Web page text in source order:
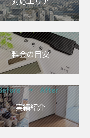
料金の目安
実績紹介